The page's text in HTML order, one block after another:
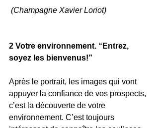
(Champagne Xavier Loriot)
2 Votre environnement. “Entrez,
soyez les bienvenus!”
Après le portrait, les images qui vont
appuyer la confiance de vos prospects,
c’est la découverte de votre
environnement. C’est toujours